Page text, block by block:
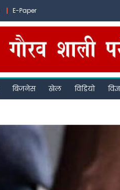
E-Paper
बिजनेस खेल विडियो